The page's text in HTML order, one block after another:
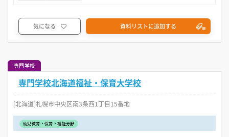
気になる 資料リストに追加する
専門学校
専門学校北海道福祉・保育大学校
[北海道]札幌市中央区南3条西1丁目15番地
幼児教育・保育・福祉分野